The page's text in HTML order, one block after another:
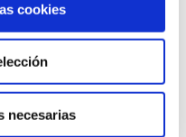
cookies
necesarias